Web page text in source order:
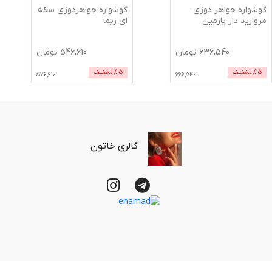
گوشواره جواهر دوزی
مروارید دار پارمین
636,540 تومان
5 % تخفیف 666,540
گوشواره جواهردوزی سکه
ای ریما
546,610 تومان
5 % تخفیف 576,610
گالری خاتون